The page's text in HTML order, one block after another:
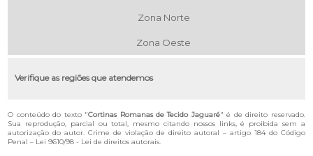
Zona Norte
Zona Oeste
Verifique as regiões que atendemos
O conteúdo do texto "Cortinas Romanas de Tecido Jaguaré" é de direito reservado.
Sua reprodução, parcial ou total, mesmo citando nossos links, é proibida sem a
autorização do autor. Crime de violação de direito autoral – artigo 184 do Código
Penal – Lei 9610/98 - Lei de direitos autorais.